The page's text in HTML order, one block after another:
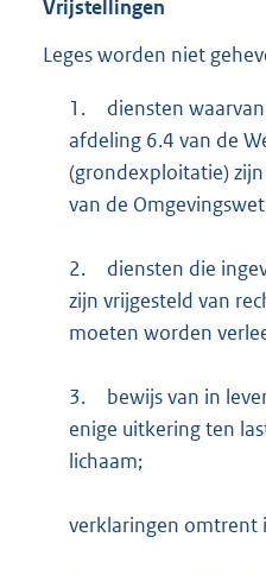
Vrijstellingen
Leges worden niet
1.
diensten
afdeling 6.4 van de
(grondexploitatie)
van de
2.
diensten die
zijn vrijgesteld van
moeten worden
3.
bewijs van in
enige uitkering ten
lichaam;
verklaringen omtrent